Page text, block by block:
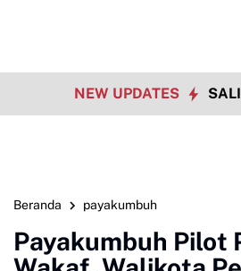
NEW UPDATES
Beranda payakumbuh
Payakumbuh Pilot